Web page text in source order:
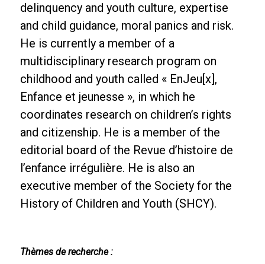
delinquency and youth culture, expertise
and child guidance, moral panics and risk.
He is currently a member of a
multidisciplinary research program on
childhood and youth called « EnJeu[x],
Enfance et jeunesse », in which he
coordinates research on children’s rights
and citizenship. He is a member of the
editorial board of the Revue d’histoire de
l’enfance irrégulière. He is also an
executive member of the Society for the
History of Children and Youth (SHCY).
Thèmes de recherche :